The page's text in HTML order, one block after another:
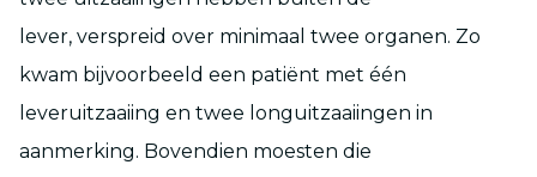
lever, verspreid over minimaal twee organen. Zo
kwam bijvoorbeeld een patiënt met één
leveruitzaaiing en twee longuitzaaiingen in
aanmerking. Bovendien moesten die